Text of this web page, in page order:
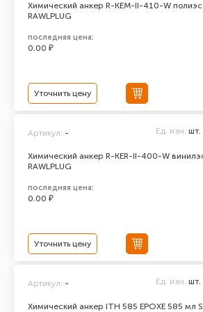
Химический анкер R-KEM-II-410-W
RAWLPLUG
последняя цена:
0.00 ₽
Уточнить цену
Химический анкер R-KER-II-400-W
RAWLPLUG
Артикул: - Ед. изм. шт.
последняя цена:
0.00 ₽
Уточнить цену
Химический анкер ITH 585 EPOXЕ 585 мл
Артикул: - Ед. изм. шт.